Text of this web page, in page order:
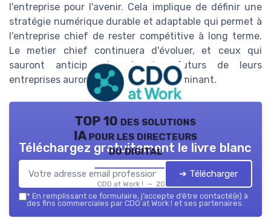
l'entreprise pour l'avenir. Cela implique de définir une
stratégie numérique durable et adaptable qui permet à
l'entreprise chief de rester compétitive à long terme.
Le metier chief continuera d'évoluer, et ceux qui
sauront anticiper les besoins futurs de leurs
entreprises auront un avantage déterminant.
TOP 10 des solutions
IA pour les directeurs
du digital
CDO at Work ! — 2026
Téléchargez gratuitement le livre blanc
➔ Télécharger
* En remplissant ce formulaire, j’accepte d’être contacté(e) à
des fins commerciales par CDO at Work ! et ses partenaires.